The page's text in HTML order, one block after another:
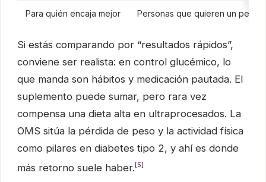
Para quién encaja mejor Personas que quieren un perfil
Si estás comparando por “resultados rápidos”,
conviene ser realista: en control glucémico, lo
que manda son hábitos y medicación pautada. El
suplemento puede sumar, pero rara vez
compensa una dieta alta en ultraprocesados. La
OMS sitúa la pérdida de peso y la actividad física
como pilares en diabetes tipo 2, y ahí es donde
más retorno suele haber. [5]